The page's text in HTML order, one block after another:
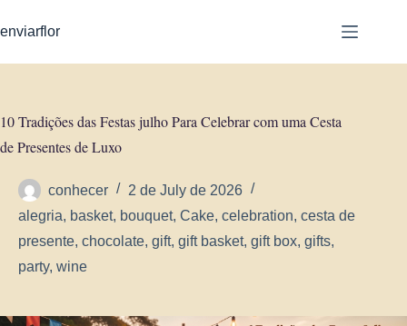
t
o
o
n
t
e
enviarflor
10 Tradições das Festas julho Para Celebrar com uma Cesta
de Presentes de Luxo
conhecer
2 de July de 2026
alegria, basket, bouquet, Cake, celebration, cesta de
presente, chocolate, gift, gift basket, gift box, gifts,
party, wine